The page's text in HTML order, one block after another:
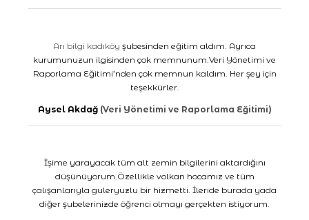
Arı bilgi kadıköy şubesinden eğitim aldım. Ayrıca
kurumunuzun ilgisinden çok memnunum.Veri Yönetimi ve
Raporlama Eğitimi’nden çok memnun kaldım. Her şey için
teşekkürler.
Aysel Akdağ (Veri Yönetimi ve Raporlama Eğitimi)
İşime yarayacak tüm alt zemin bilgilerini aktardığını
düşünüyorum.Özellikle volkan hocamız ve tüm
çalışanlarıyla guleryuzlu bir hizmetti. İleride burada yada
diğer şubelerinizde öğrenci olmayı gerçekten istiyorum.